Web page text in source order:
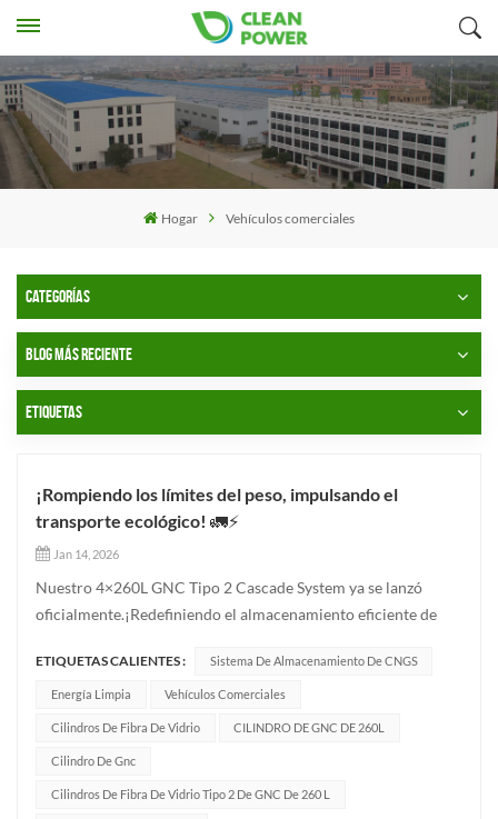
Hogar Vehículos comerciales
CATEGORÍAS
BLOG MÁS RECIENTE
ETIQUETAS
¡Rompiendo los límites del peso, impulsando el
transporte ecológico! 🚛⚡
Jan 14, 2026
Nuestro 4×260L GNC Tipo 2 Cascade System ya se lanzó
oficialmente.¡Redefiniendo el almacenamiento eficiente de
sistema central✅ Volumen total de agua: 1040L, lo que
garantiza una autonomía extendida✅ Presión de trabajo: 200
bar, proporcionand...
ETIQUETAS CALIENTES : Sistema De Almacenamiento De CNGS
Energía Limpia Vehículos Comerciales
Cilindros De Fibra De Vidrio CILINDRO DE GNC DE 260L
Cilindro De Gnc
Cilindros De Fibra De Vidrio Tipo 2 De GNC De 260 L